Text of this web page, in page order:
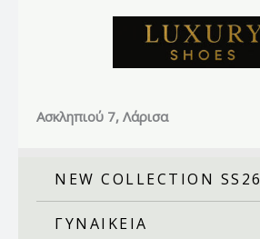
Ασκληπιού 7, Λάρισα
NEW COLLECTION SS26
ΓΥΝΑΙΚΕΙΑ